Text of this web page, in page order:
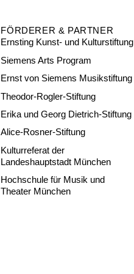
FÖRDERER & PARTNER
Ernsting Kunst- und Kulturstiftung
Siemens Arts Program
Ernst von Siemens Musikstiftung
Theodor-Rogler-Stiftung
Erika und Georg Dietrich-Stiftung
Alice-Rosner-Stiftung
Kulturreferat der
Landeshauptstadt München
Hochschule für Musik und
Theater München